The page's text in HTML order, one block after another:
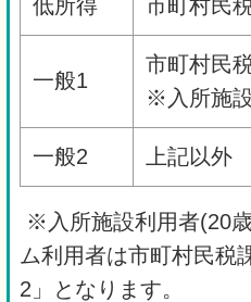
低所得 市町村民
一般1
市町村民
※入所施
一般2 上記以外
※入所施設利用者(20
ム利用者は市町村民税
2」となります。